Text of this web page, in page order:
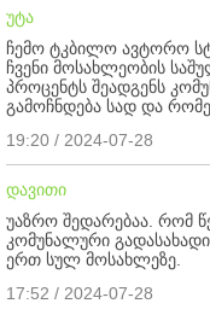
უტა
ჩემო ტკბილო ავტორო
ჩვენი მოსახლეობის
პროცენტს შეადგენს
გამოჩნდება სად და
19:20 / 2024-07-28
დავითი
უაზრო შედარებაა. რომ
კომუნალური
ერთ სულ მოსახლეზე.
17:52 / 2024-07-28